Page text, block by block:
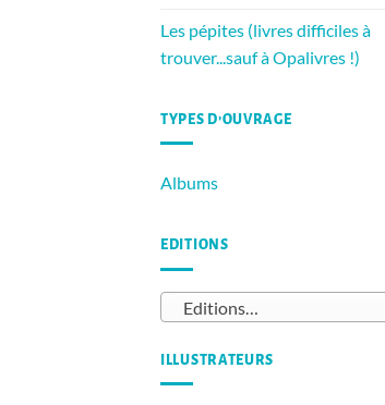
Les pépites (livres difficiles à
trouver...sauf à Opalivres !)
TYPES D’OUVRAGE
Albums
EDITIONS
Editions…
ILLUSTRATEURS